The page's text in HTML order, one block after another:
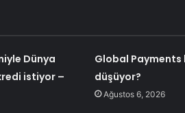
Dünya
istiyor –
Global Payments
düşüyor?
Ağustos 6, 2026